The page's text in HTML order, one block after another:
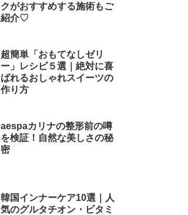
クがおすすめする施術もご
紹介♡
超簡単「おもてなしゼリ
ー」レシピ５選｜絶対に喜
ばれるおしゃれスイーツの
作り方
aespaカリナの整形前の噂
を検証！自然な美しさの秘
密
韓国インナーケア10選｜人
気のグルタチオン・ビタミ